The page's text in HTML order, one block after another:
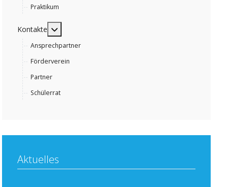
Praktikum
Kontakte MOD_MENU_TOGGLE_SUBMENU_LABEL
Ansprechpartner
Förderverein
Partner
Schülerrat
Aktuelles